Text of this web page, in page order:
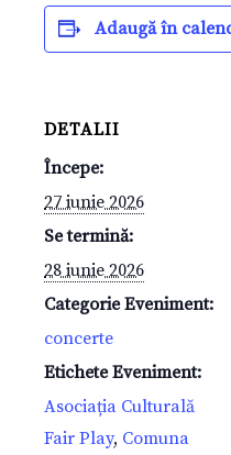
Adaugă în
DETALII
Începe:
27 iunie 2026
Se termină:
28 iunie 2026
Categorie Eveniment:
concerte
Etichete Eveniment:
Asociația Culturală
Fair Play, Comuna